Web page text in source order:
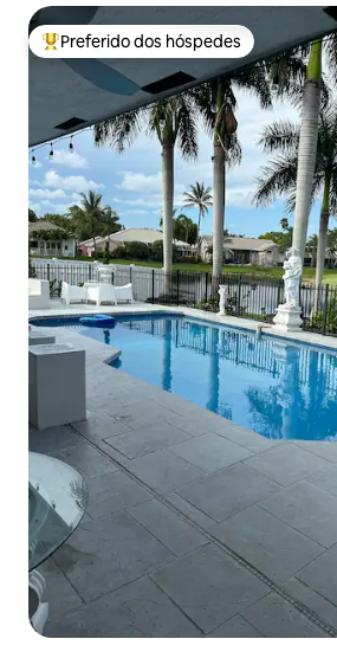
Entre os melhores preferidos dos
Preferido dos hóspedes